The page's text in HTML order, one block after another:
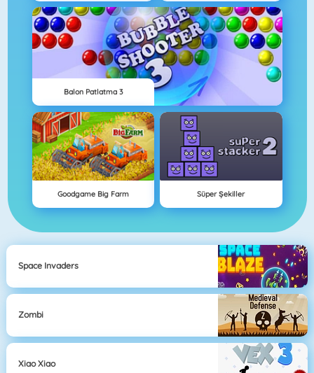
Balon Patlatma 3
Goodgame Big Farm Süper Şekiller
Space Invaders
Zombi
Xiao Xiao